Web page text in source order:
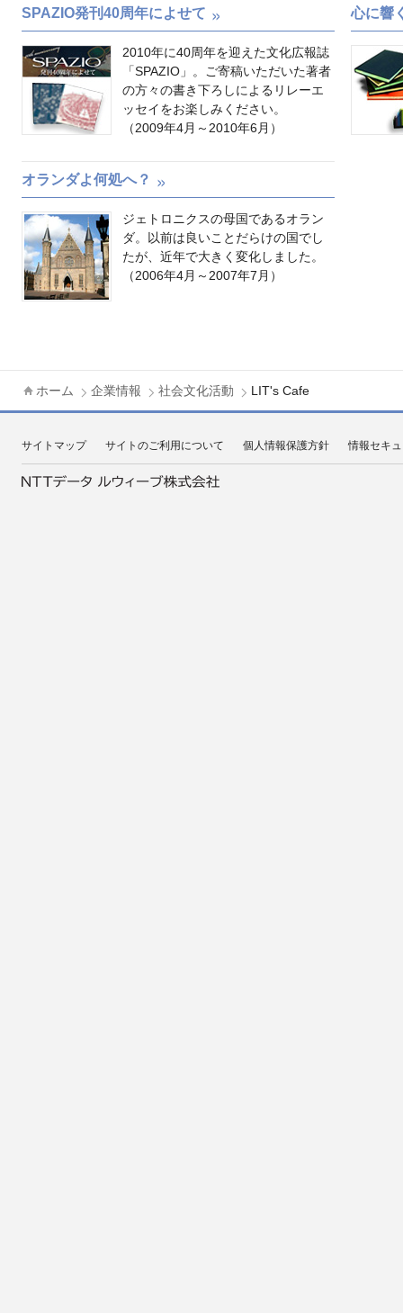
SPAZIO発刊40周年によせて 心に響
2010年に40周年を迎えた文化広報誌
「SPAZIO」。ご寄稿いただいた著者
の方々の書き下ろしによるリレーエ
ッセイをお楽しみください。
（2009年4月～2010年6月）
オランダよ何処へ？
ジェトロニクスの母国であるオラン
ダ。以前は良いことだらけの国でし
たが、近年で大きく変化しました。
（2006年4月～2007年7月）
ホーム 企業情報 社会文化活動 LIT's Cafe
サイトマップ サイトのご利用について 個人情報保護方針 情報セキ